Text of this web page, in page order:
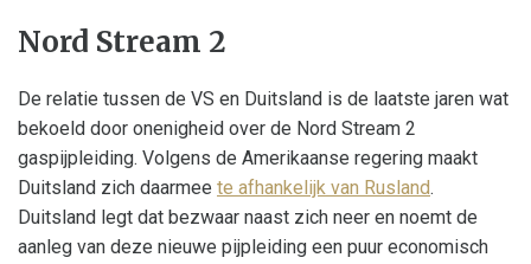
Nord Stream 2
De relatie tussen de VS en Duitsland is de laatste jaren wat
bekoeld door onenigheid over de Nord Stream 2
gaspijpleiding. Volgens de Amerikaanse regering maakt
Duitsland zich daarmee te afhankelijk van Rusland.
Duitsland legt dat bezwaar naast zich neer en noemt de
aanleg van deze nieuwe pijpleiding een puur economisch